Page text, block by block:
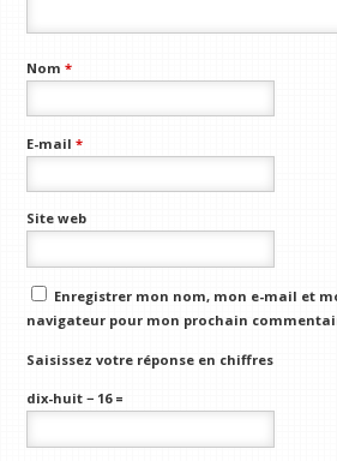
Nom*
E-mail*
Site web
Enregistrer mon nom, mon e-mail et
navigateur pour mon prochain
Saisissez votre réponse en chiffres
dix-huit − 16 =